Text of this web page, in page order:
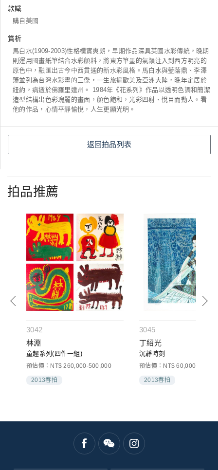
款識
購自美國
賞析
馬白水(1909-2003)性格樸實爽朗，早期作品深具英國水彩傳統，晚期
則運用國畫紙筆結合水彩顏料，將東方筆墨的氣韻注入到西方明亮的
原色中，融匯出古今中西貫通的新水彩風格。馬白水與藍蔭鼎、李澤
藩並列為台灣水彩畫的三傑，一生旅遍歐美及亞洲大陸，晚年定居於
紐約，病逝於佛羅里達州。 1984年《花系列》作品以透明色調和簡潔
造型結構出色彩瑰麗的畫面，顏色飽和，光彩四射、悅目而動人。看
他的作品，心情平靜愉悅，人生更顯光明。
返回拍品列表
拍品推薦
3042
林淵
童趣系列(四件一組)
預估價：NT$ 260,000-500,000
2013春拍
3045
丁紹光
沉靜時刻
預估價：NT$ 60,000-
2013春拍